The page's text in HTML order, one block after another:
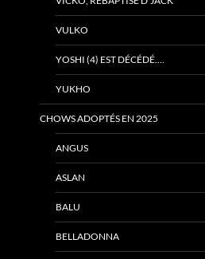
VULKO
YOSHI (4) EST DÉCÉDÉ….
YUKHO
CHOWS ADOPTÉS EN 2025
ANGUS
ASLAN
BALU
BELLADONNA